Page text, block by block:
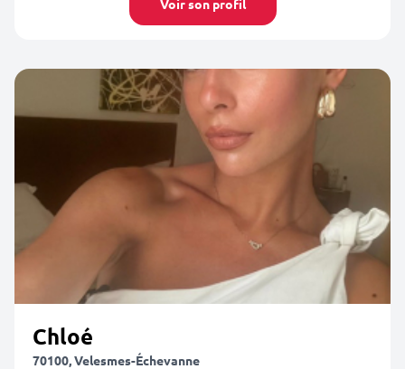
Voir son profil
Chloé
70100, Velesmes-Échevanne